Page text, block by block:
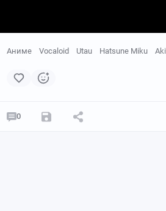
Аниме Vocaloid Utau Hatsune Miku
0